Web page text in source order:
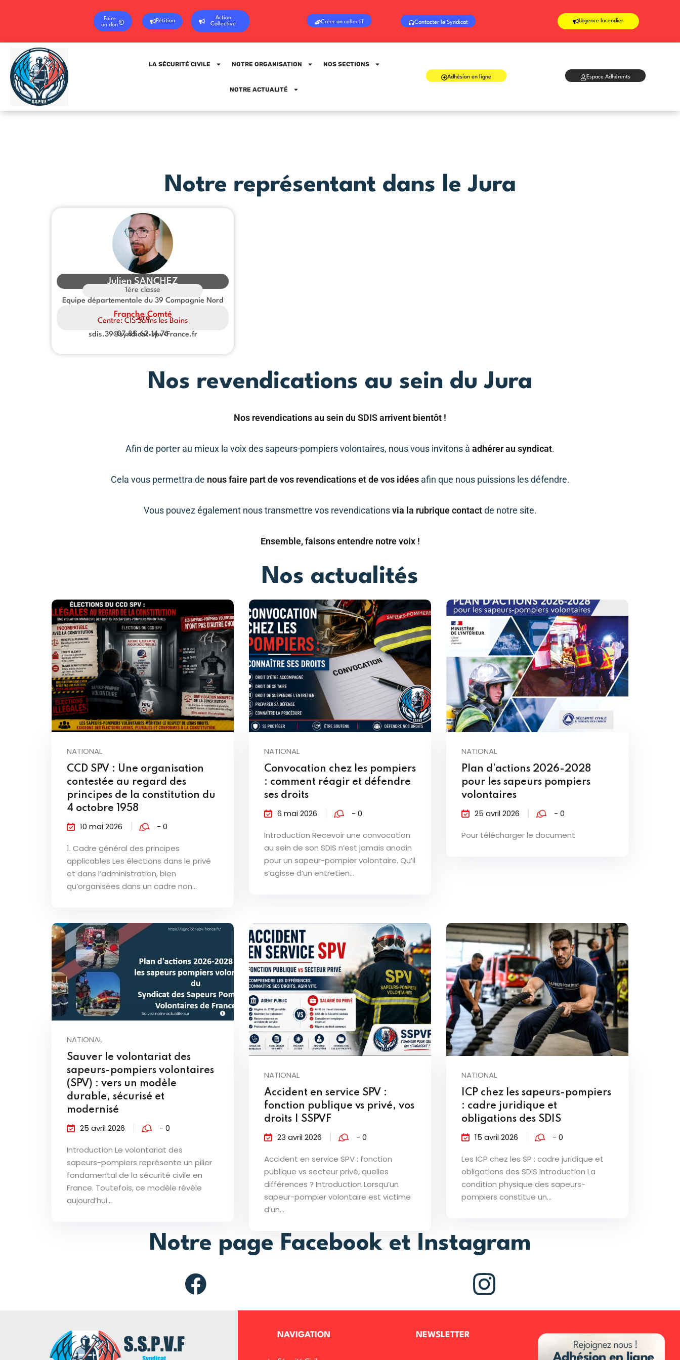
Faire
un don
Pétition
Action
Collective
Créer un collectif Contacter le Syndicat Urgence Incendies
LA SÉCURITÉ CIVILE NOTRE ORGANISATION NOS SECTIONS
NOTRE ACTUALITÉ
Adhésion en ligne Espace Adhérents
Notre représentant dans le Jura
Julien SANCHEZ
1ère classe
Equipe départementale du 39 Compagnie Nord
Franche Comté
Jura
Centre: CIS Salins les Bains
07.85.62.14.76
sdis.39@syndicat-spv-France.fr
Nos revendications au sein du Jura
Nos revendications au sein du SDIS arrivent bientôt !
Afin de porter au mieux la voix des sapeurs-pompiers volontaires, nous vous invitons à adhérer au syndicat.
Cela vous permettra de nous faire part de vos revendications et de vos idéesafin que nous puissions les défendre.
Vous pouvez également nous transmettre vos revendicationsvia la rubrique contactde notre site.
Ensemble, faisons entendre notre voix !
Nos actualités
NATIONAL
CCD SPV : Une organisation
contestée au regard des
principes de la constitution du
4 octobre 1958
10 mai 2026 - 0
1. Cadre général des principes
applicables Les élections dans le privé
et dans l’administration, bien
qu’organisées dans un cadre non...
NATIONAL
Convocation chez les pompiers
: comment réagir et défendre
ses droits
6 mai 2026 - 0
Introduction Recevoir une convocation
au sein de son SDIS n’est jamais anodin
pour un sapeur-pompier volontaire. Qu’il
s’agisse d’un entretien...
NATIONAL
Plan d’actions 2026-2028
pour les sapeurs pompiers
volontaires
25 avril 2026 - 0
Pour télécharger le document
NATIONAL
Sauver le volontariat des
sapeurs-pompiers volontaires
(SPV) : vers un modèle
durable, sécurisé et
modernisé
25 avril 2026 - 0
Introduction Le volontariat des
sapeurs-pompiers représente un pilier
fondamental de la sécurité civile en
France. Toutefois, ce modèle révèle
aujourd’hui...
NATIONAL
Accident en service SPV :
fonction publique vs privé, vos
droits | SSPVF
23 avril 2026 - 0
Accident en service SPV : fonction
publique vs secteur privé, quelles
différences ? Introduction Lorsqu’un
sapeur-pompier volontaire est victime
d’un...
NATIONAL
ICP chez les sapeurs-pompiers
: cadre juridique et
obligations des SDIS
15 avril 2026 - 0
Les ICP chez les SP : cadre juridique et
obligations des SDIS Introduction La
condition physique des sapeurs-
pompiers constitue un...
Notre page Facebook et Instagram
NAVIGATION NEWSLETTER
Sign in